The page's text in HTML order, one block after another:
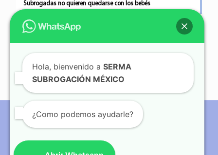
Subrogadas no quieren quedarse con los bebés
© Copyright 2012 - 2024| Serma Subrogación AC.| Todos los
derechos reservados| Terms of service| Privacy Policy|
Hola, bienvenido a SERMA
SUBROGACIÓN MÉXICO
¿Como podemos ayudarle?